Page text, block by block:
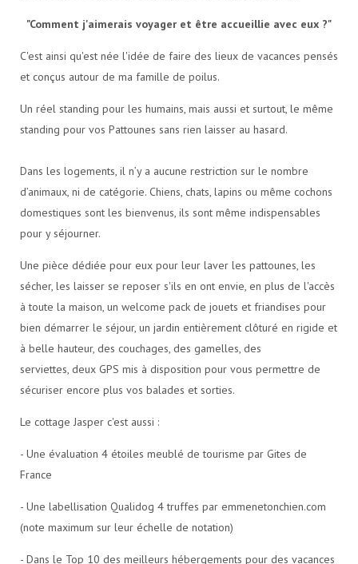
"Comment j'aimerais voyager et être accueillie avec eux ?"
C'est ainsi qu'est née l'idée de faire des lieux de vacances pensés
et conçus autour de ma famille de poilus.
Un réel standing pour les humains, mais aussi et surtout, le même
standing pour vos Pattounes sans rien laisser au hasard.
Dans les logements, il n’y a aucune restriction sur le nombre
d’animaux, ni de catégorie. Chiens, chats, lapins ou même cochons
domestiques sont les bienvenus, ils sont même indispensables
pour y séjourner.
Une pièce dédiée pour eux pour leur laver les pattounes, les
sécher, les laisser se reposer s'ils en ont envie, en plus de l'accès
à toute la maison, un welcome pack de jouets et friandises pour
bien démarrer le séjour, un jardin entièrement clôturé en rigide et
à belle hauteur, des couchages, des gamelles, des
serviettes, deux GPS mis à disposition pour vous permettre de
sécuriser encore plus vos balades et sorties.
Le cottage Jasper c'est aussi :
- Une évaluation 4 étoiles meublé de tourisme par Gites de
France
- Une labellisation Qualidog 4 truffes par emmenetonchien.com
(note maximum sur leur échelle de notation)
- Dans le Top 10 des meilleurs hébergements pour des vacances